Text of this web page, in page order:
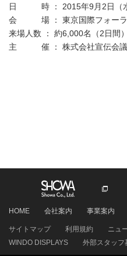
日 時 ： 2015年9月2
会 場 ： 東京国際フォーラ
来場人数 ： 約6,000名（2日間）
主 催 ： 株式会社宣伝会議
HOME 会社案内 事業案内
サイトマップ 利用規約
ニュ
WINDO DISPLAYS
外部スタッフ